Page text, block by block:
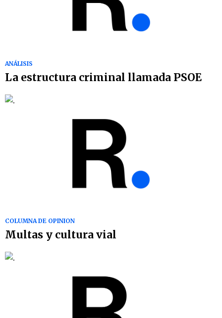
ANÁLISIS
La estructura criminal llamada PSOE
COLUMNA DE OPINION
Multas y cultura vial